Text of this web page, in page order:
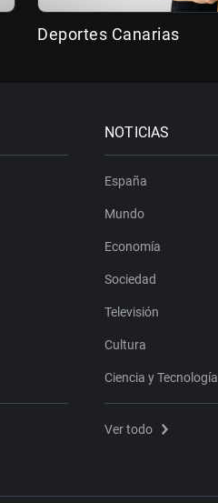
Deportes Canarias
NOTICIAS
España
Mundo
Economía
Sociedad
Televisión
Cultura
Ciencia y Tecnología
Ver todo